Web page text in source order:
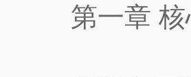
第一章 核